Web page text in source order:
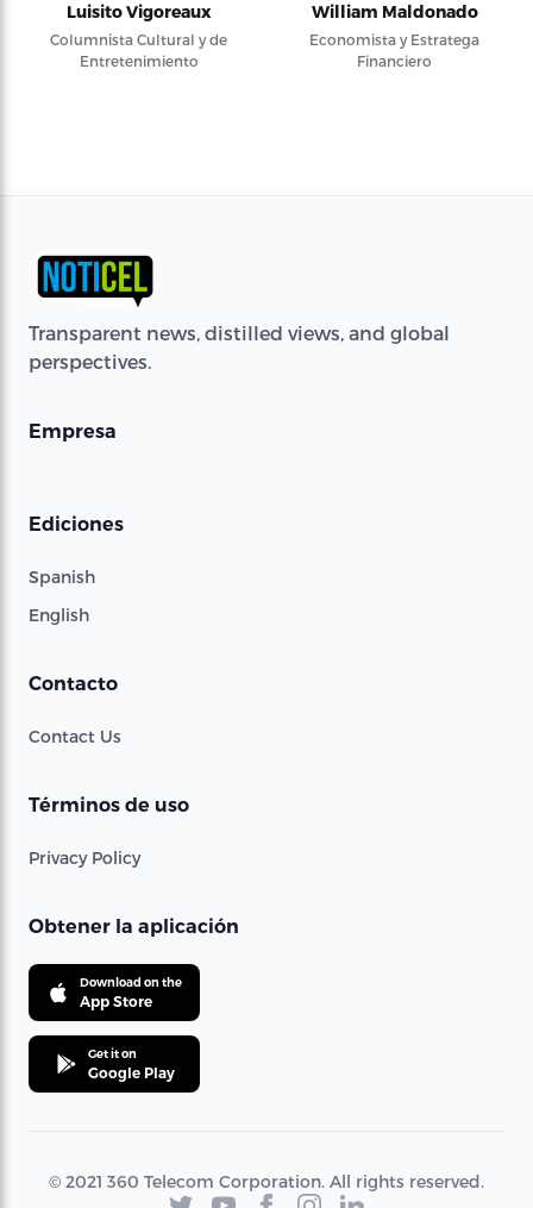
Luisito Vigoreaux
Columnista Cultural y de
Entretenimiento
William Maldonado
Economista y Estratega
Financiero
Transparent news, distilled views, and global
perspectives.
Empresa
Ediciones
Spanish
English
Contacto
Contact Us
Términos de uso
Privacy Policy
Obtener la aplicación
Download on the
App Store
Get it on
Google Play
© 2021 360 Telecom Corporation. All rights reserved.